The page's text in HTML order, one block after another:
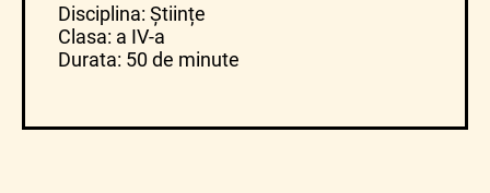
Disciplina: Științe
Clasa: a IV-a
Durata: 50 de minute